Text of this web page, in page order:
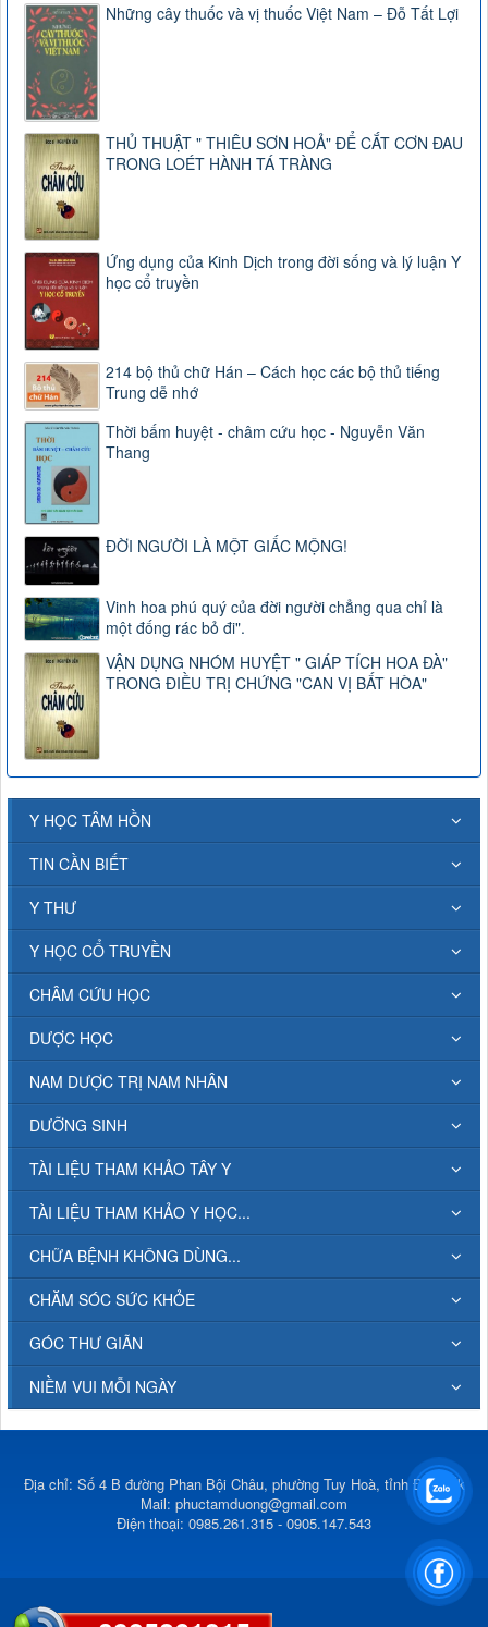
Những cây thuốc và vị thuốc Việt Nam – Đỗ Tất Lợi
THỦ THUẬT " THIÊU SƠN HOẢ" ĐỂ CẮT CƠN ĐAU
TRONG LOÉT HÀNH TÁ TRÀNG
Ứng dụng của Kinh Dịch trong đời sống và lý luận Y
học cổ truyền
214 bộ thủ chữ Hán – Cách học các bộ thủ tiếng
Trung dễ nhớ
Thời bấm huyệt - châm cứu học - Nguyễn Văn
Thang
ĐỜI NGƯỜI LÀ MỘT GIẤC MỘNG!
Vinh hoa phú quý của đời người chẳng qua chỉ là
một đống rác bỏ đi".
VẬN DỤNG NHÓM HUYỆT " GIÁP TÍCH HOA ĐÀ"
TRONG ĐIỀU TRỊ CHỨNG "CAN VỊ BẤT HÒA"
Y HỌC TÂM HỒN
TIN CẦN BIẾT
Y THƯ
Y HỌC CỔ TRUYỀN
CHÂM CỨU HỌC
DƯỢC HỌC
NAM DƯỢC TRỊ NAM NHÂN
DƯỠNG SINH
TÀI LIỆU THAM KHẢO TÂY Y
TÀI LIỆU THAM KHẢO Y HỌC...
CHỮA BỆNH KHÔNG DÙNG...
CHĂM SÓC SỨC KHỎE
GÓC THƯ GIÃN
NIỀM VUI MỖI NGÀY
Địa chỉ: Số 4 B đường Phan Bội Châu, phường Tuy Hoà, tỉnh Đắk Lắk
Mail: phuctamduong@gmail.com
Điện thoại: 0985.261.315 - 0905.147.543